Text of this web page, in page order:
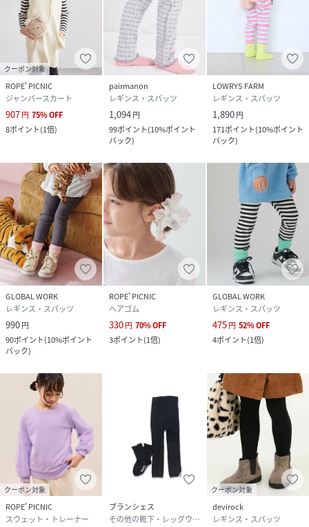
クーポン対象
ROPE' PICNIC
ジャンパースカート
907円 75%OFF
8ポイント(1倍)
pairmanon
レギンス・スパッツ
1,094円
99ポイント(10%ポイント
バック)
LOWRYS FARM
レギンス・スパッツ
1,890円
171ポイント(10%ポイント
バック)
GLOBAL WORK
レギンス・スパッツ
990円
90ポイント(10%ポイント
バック)
ROPE' PICNIC
ヘアゴム
330円 70%OFF
3ポイント(1倍)
GLOBAL WORK
レギンス・スパッツ
475円 52%OFF
4ポイント(1倍)
クーポン対象
ROPE' PICNIC
スウェット・トレーナー
ブランシェス
その他の靴下・レッグウェア
クーポン対象
devirock
レギンス・スパッツ